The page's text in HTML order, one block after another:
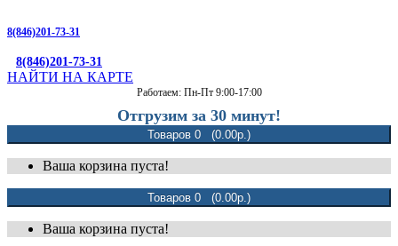
8(846)201-73-31
8(846)201-73-31
НАЙТИ НА КАРТЕ
Работаем: Пн-Пт 9:00-17:00
Отгрузим за 30 минут!
Товаров 0 (0.00р.)
Ваша корзина пуста!
Товаров 0 (0.00р.)
Ваша корзина пуста!